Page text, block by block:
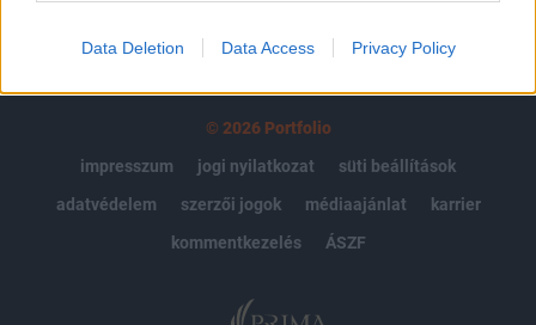
Data Deletion Data Access Privacy Policy
© 2026 Portfolio
impresszum
jogi nyilatkozat
süti beállítások
adatvédelem
szerzői jogok médiaajánlat
karrier
kommentkezelés
ÁSZF